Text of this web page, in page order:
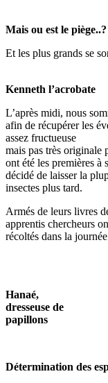
Mais ou est le piège..?
Et les plus grands se
Kenneth l’acrobate
L’après midi, nous
afin de récupérer les
assez fructueuse
mais pas très originale
ont été les premières à
décidé de laisser la
insectes plus tard.
Armés de leurs livres
apprentis chercheurs
récoltés dans la
Hanaé,
dresseuse de
papillons
Détermination des